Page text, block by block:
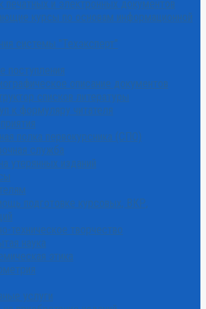
печатных и электронных документов
курсы по основам информационной
системы "Техэксперт"
поступления
описание документов
списков литературы
к формуляру читателя
полка первокурсника (СПО)
служба
утерянных изданий
подготовке курсовых, ВКР,
техническое творчество
наука
этика
услуги